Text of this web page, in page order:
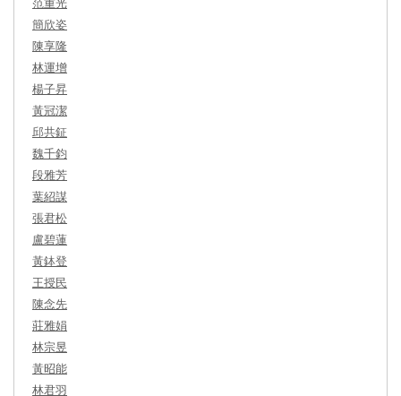
簡欣姿
陳享隆
林運增
楊子昇
黃冠潔
邱共鉦
魏千鈞
段雅芳
葉紹謀
張君松
盧碧蓮
黃鉢登
王授民
陳念先
莊雅娟
林宗昱
黃昭能
林君羽